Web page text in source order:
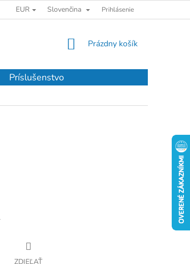
OSOBNÝCH ÚDAJOV
EUR Slovenčina Prihlásenie
NÁKUPNÝ
Prázdny košík
Príslušenstvo
ZDIEĽAŤ